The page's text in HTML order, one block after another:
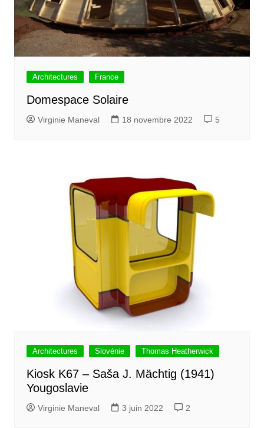
Architectures France
Domespace Solaire
Virginie Maneval 18 novembre 2022 5
Architectures Slovénie Thomas Heatherwick
Kiosk K67 – Saša J. Mächtig (1941)
Yougoslavie
Virginie Maneval 3 juin 2022 2